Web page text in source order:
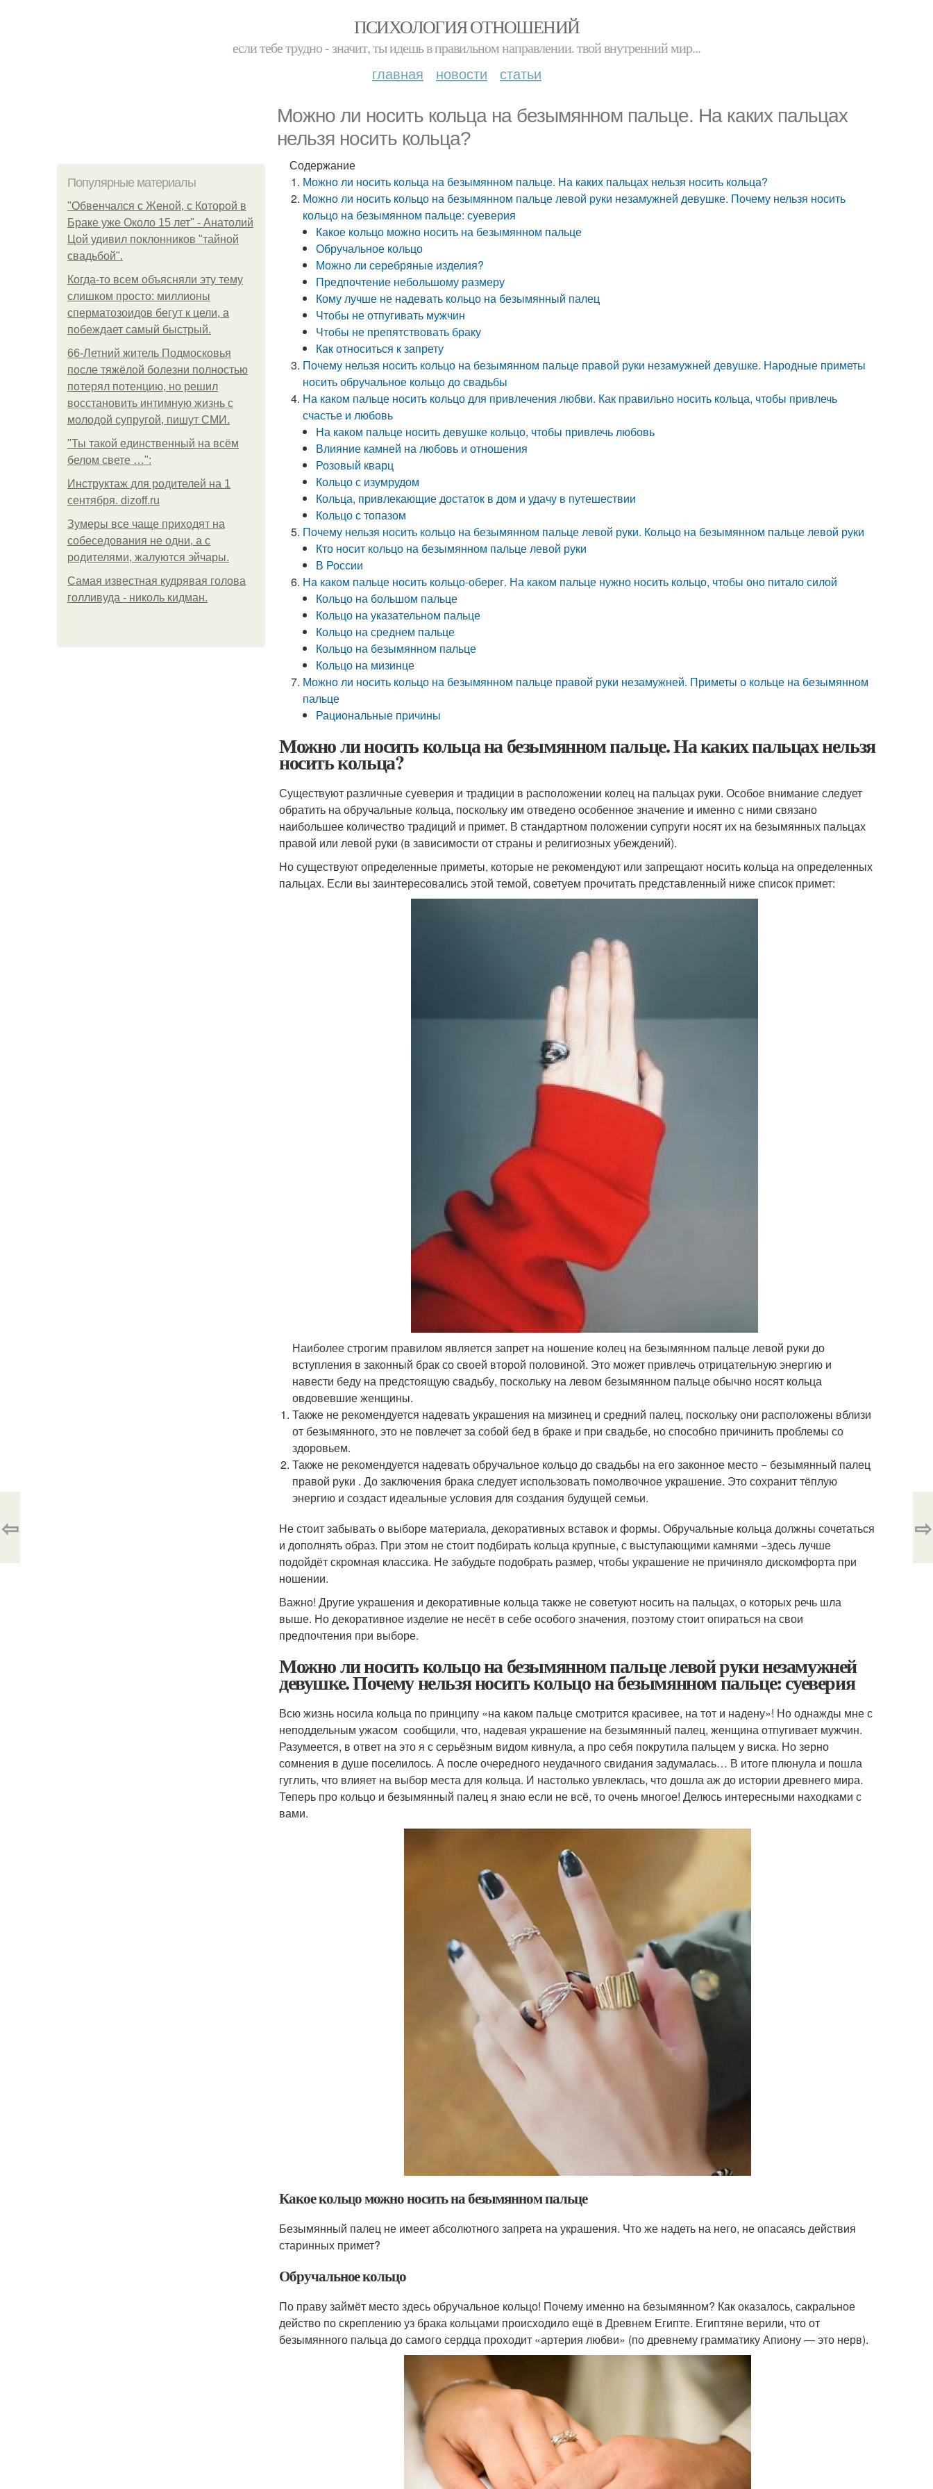
ПСИХОЛОГИЯ ОТНОШЕНИЙ
если тебе трудно - значит, ты идешь в правильном направлении. твой внутренний мир...
главная новости статьи
Можно ли носить кольца на безымянном пальце. На каких пальцах
нельзя носить кольца?
Популярные материалы
"Обвенчался с Женой, с Которой в
Браке уже Около 15 лет" - Анатолий
Цой удивил поклонников "тайной
свадьбой".
Когда-то всем объясняли эту тему
слишком просто: миллионы
сперматозоидов бегут к цели, а
побеждает самый быстрый.
66-Летний житель Подмосковья
после тяжёлой болезни полностью
потерял потенцию, но решил
восстановить интимную жизнь с
молодой супругой, пишут СМИ.
"Ты такой единственный на всём
белом свете …":
Инструктаж для родителей на 1
сентября. dizoff.ru
Зумеры все чаще приходят на
собеседования не одни, а с
родителями, жалуются эйчары.
Самая известная кудрявая голова
голливуда - николь кидман.
Содержание
Можно ли носить кольца на безымянном пальце. На каких пальцах нельзя носить кольца?
Можно ли носить кольцо на безымянном пальце левой руки незамужней девушке. Почему нельзя носить
кольцо на безымянном пальце: суеверия
Какое кольцо можно носить на безымянном пальце
Обручальное кольцо
Можно ли серебряные изделия?
Предпочтение небольшому размеру
Кому лучше не надевать кольцо на безымянный палец
Чтобы не отпугивать мужчин
Чтобы не препятствовать браку
Как относиться к запрету
Почему нельзя носить кольцо на безымянном пальце правой руки незамужней девушке. Народные приметы
носить обручальное кольцо до свадьбы
На каком пальце носить кольцо для привлечения любви. Как правильно носить кольца, чтобы привлечь
счастье и любовь
На каком пальце носить девушке кольцо, чтобы привлечь любовь
Влияние камней на любовь и отношения
Розовый кварц
Кольцо с изумрудом
Кольца, привлекающие достаток в дом и удачу в путешествии
Кольцо с топазом
Почему нельзя носить кольцо на безымянном пальце левой руки. Кольцо на безымянном пальце левой руки
Кто носит кольцо на безымянном пальце левой руки
В России
На каком пальце носить кольцо-оберег. На каком пальце нужно носить кольцо, чтобы оно питало силой
Кольцо на большом пальце
Кольцо на указательном пальце
Кольцо на среднем пальце
Кольцо на безымянном пальце
Кольцо на мизинце
Можно ли носить кольцо на безымянном пальце правой руки незамужней. Приметы о кольце на безымянном
пальце
Рациональные причины
Можно ли носить кольца на безымянном пальце. На каких пальцах нельзя
носить кольца?
Существуют различные суеверия и традиции в расположении колец на пальцах руки. Особое внимание следует
обратить на обручальные кольца, поскольку им отведено особенное значение и именно с ними связано
наибольшее количество традиций и примет. В стандартном положении супруги носят их на безымянных пальцах
правой или левой руки (в зависимости от страны и религиозных убеждений).
Но существуют определенные приметы, которые не рекомендуют или запрещают носить кольца на определенных
пальцах. Если вы заинтересовались этой темой, советуем прочитать представленный ниже список примет:
Наиболее строгим правилом является запрет на ношение колец на безымянном пальце левой руки до
вступления в законный брак со своей второй половиной. Это может привлечь отрицательную энергию и
навести беду на предстоящую свадьбу, поскольку на левом безымянном пальце обычно носят кольца
овдовевшие женщины.
Также не рекомендуется надевать украшения на мизинец и средний палец, поскольку они расположены вблизи
от безымянного, это не повлечет за собой бед в браке и при свадьбе, но способно причинить проблемы со
здоровьем.
Также не рекомендуется надевать обручальное кольцо до свадьбы на его законное место − безымянный палец
правой руки . До заключения брака следует использовать помолвочное украшение. Это сохранит тёплую
энергию и создаст идеальные условия для создания будущей семьи.
Не стоит забывать о выборе материала, декоративных вставок и формы. Обручальные кольца должны сочетаться
и дополнять образ. При этом не стоит подбирать кольца крупные, с выступающими камнями −здесь лучше
подойдёт скромная классика. Не забудьте подобрать размер, чтобы украшение не причиняло дискомфорта при
ношении.
Важно! Другие украшения и декоративные кольца также не советуют носить на пальцах, о которых речь шла
выше. Но декоративное изделие не несёт в себе особого значения, поэтому стоит опираться на свои
предпочтения при выборе.
Можно ли носить кольцо на безымянном пальце левой руки незамужней
девушке. Почему нельзя носить кольцо на безымянном пальце: суеверия
Всю жизнь носила кольца по принципу «на каком пальце смотрится красивее, на тот и надену»! Но однажды мне с
неподдельным ужасом сообщили, что, надевая украшение на безымянный палец, женщина отпугивает мужчин.
Разумеется, в ответ на это я с серьёзным видом кивнула, а про себя покрутила пальцем у виска. Но зерно
сомнения в душе поселилось. А после очередного неудачного свидания задумалась… В итоге плюнула и пошла
гуглить, что влияет на выбор места для кольца. И настолько увлеклась, что дошла аж до истории древнего мира.
Теперь про кольцо и безымянный палец я знаю если не всё, то очень многое! Делюсь интересными находками с
вами.
Какое кольцо можно носить на безымянном пальце
Безымянный палец не имеет абсолютного запрета на украшения. Что же надеть на него, не опасаясь действия
старинных примет?
Обручальное кольцо
По праву займёт место здесь обручальное кольцо! Почему именно на безымянном? Как оказалось, сакральное
действо по скреплению уз брака кольцами происходило ещё в Древнем Египте. Египтяне верили, что от
безымянного пальца до самого сердца проходит «артерия любви» (по древнему грамматику Апиону — это нерв).
⇦ ⇨